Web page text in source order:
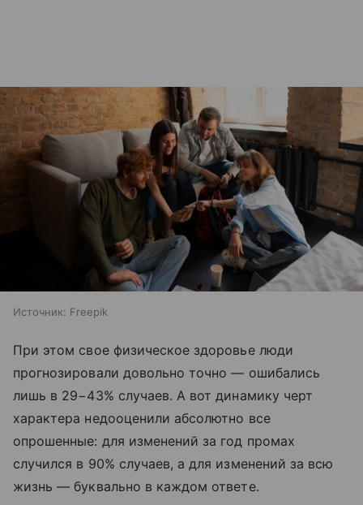
Источник: Freepik
При этом свое физическое здоровье люди
прогнозировали довольно точно — ошибались
лишь в 29−43% случаев. А вот динамику черт
характера недооценили абсолютно все
опрошенные: для изменений за год промах
случился в 90% случаев, а для изменений за всю
жизнь — буквально в каждом ответе.